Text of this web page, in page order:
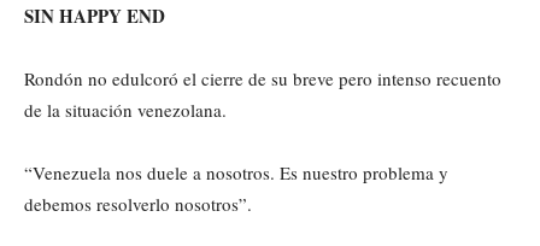
SIN HAPPY END
Rondón no edulcoró el cierre de su breve pero intenso recuento
de la situación venezolana.
“Venezuela nos duele a nosotros. Es nuestro problema y
debemos resolverlo nosotros”.